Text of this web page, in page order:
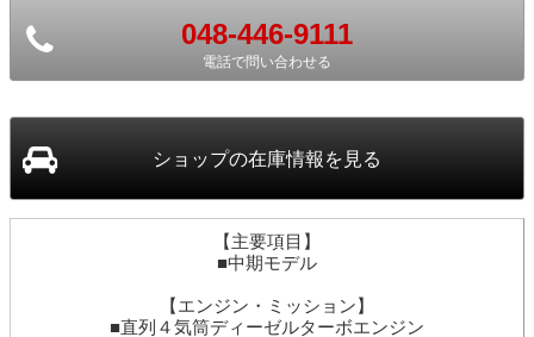
048-446-9111
電話で問い合わせる
ショップの在庫情報を見る
【主要項目】
■中期モデル
【エンジン・ミッション】
■直列４気筒ディーゼルターボエンジン